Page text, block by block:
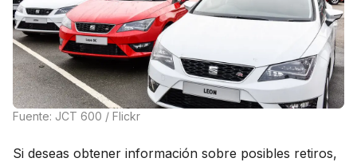
Fuente: JCT 600 / Flickr
Si deseas obtener información sobre posibles retiros,